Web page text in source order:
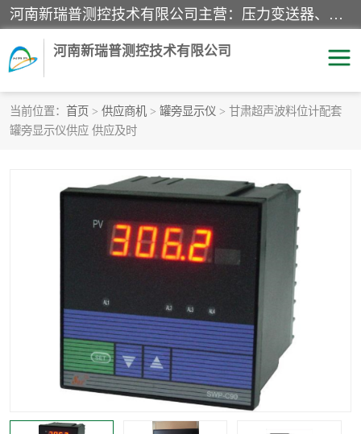
河南新瑞普测控技术有限公司主营：压力变送器、液位变送器、差压变送器、雷达料位计、电容物位计、温度显示控制仪表、电量变送器、流量计、工业自动化系统成套设备。
河南新瑞普测控技术有限公司
当前位置： 首页 > 供应商机 > 罐旁显示仪 > 甘肃超声波料位计配套
罐旁显示仪供应 供应及时
霍尼韦尔压力变送器
1151/3351产品分类 精巧型压力变送器
标准型工业压力变送器 罐旁显示仪
温度传感器变送器
压力变送器 电容物位计
温度显示控制仪表 电量变送器
工业自动化系统成套设备